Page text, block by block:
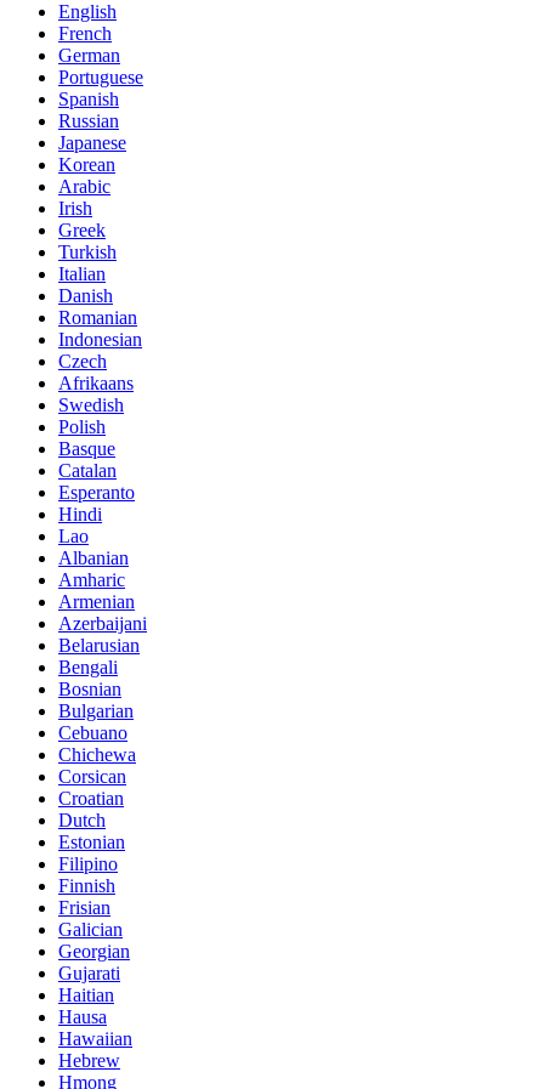
English
French
German
Portuguese
Spanish
Russian
Japanese
Korean
Arabic
Irish
Greek
Turkish
Italian
Danish
Romanian
Indonesian
Czech
Afrikaans
Swedish
Polish
Basque
Catalan
Esperanto
Hindi
Lao
Albanian
Amharic
Armenian
Azerbaijani
Belarusian
Bengali
Bosnian
Bulgarian
Cebuano
Chichewa
Corsican
Croatian
Dutch
Estonian
Filipino
Finnish
Frisian
Galician
Georgian
Gujarati
Haitian
Hausa
Hawaiian
Hebrew
Hmong